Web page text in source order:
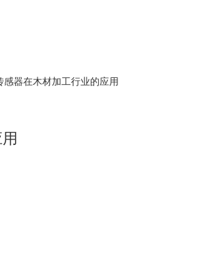
器在木材加工行业的应用